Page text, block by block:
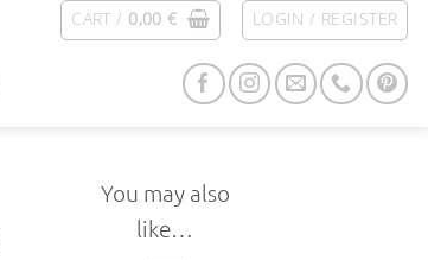
CART / 0,00€ LOGIN / REGISTER
You may also
like…